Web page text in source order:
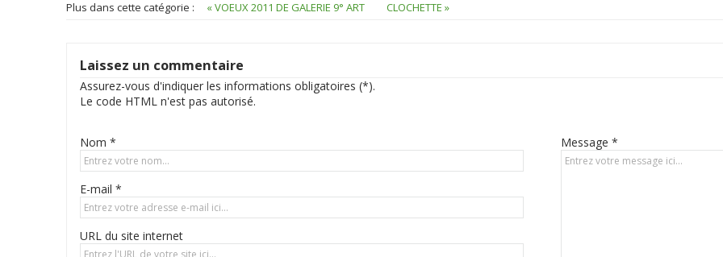
Plus dans cette catégorie : « VOEUX 2011 DE GALERIE 9° ART CLOCHETTE »
Laissez un commentaire
Assurez-vous d'indiquer les informations obligatoires (*).
Le code HTML n'est pas autorisé.
Nom *
E-mail *
URL du site internet
Message *